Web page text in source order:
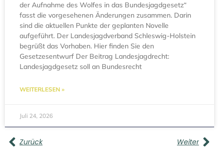
der Aufnahme des Wolfes in das Bundesjagdgesetz“
fasst die vorgesehenen Änderungen zusammen. Darin
sind die aktuellen Punkte der geplanten Novelle
aufgeführt. Der Landesjagdverband Schleswig-Holstein
begrüßt das Vorhaben. Hier finden Sie den
Gesetzesentwurf Der Beitrag Landesjagdrecht:
Landesjagdgesetz soll an Bundesrecht
WEITERLESEN »
Juli 24, 2026
Zurück Weiter